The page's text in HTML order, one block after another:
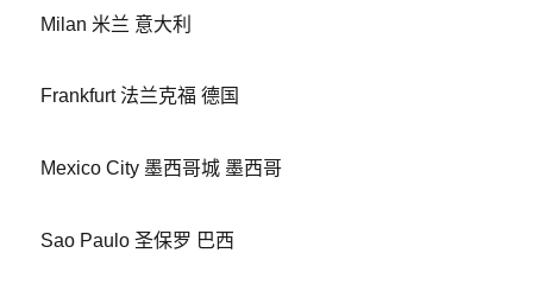
Milan 米兰 意大利
Frankfurt 法兰克福 德国
Mexico City 墨西哥城 墨西哥
Sao Paulo 圣保罗 巴西